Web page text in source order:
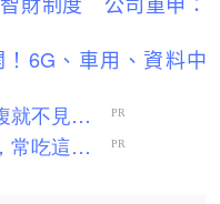
6G、車用、資料中